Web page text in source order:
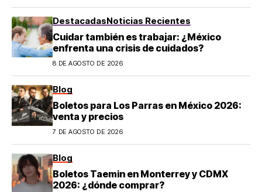
DestacadasNoticias Recientes
Cuidar también es trabajar: ¿México
enfrenta una crisis de cuidados?
8 DE AGOSTO DE 2026
Blog
Boletos para Los Parras en México 2026:
venta y precios
7 DE AGOSTO DE 2026
Blog
Boletos Taemin en Monterrey y CDMX
2026: ¿dónde comprar?